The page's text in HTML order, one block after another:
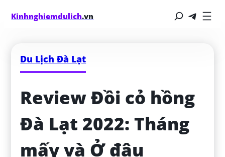
Kinhnghiemdulich.vn
Du Lịch Đà Lạt
Review Đồi cỏ hồng
Đà Lạt 2022: Tháng
mấy và Ở đâu